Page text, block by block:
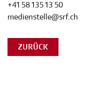
+41 58 135 13 50
medienstelle@srf.ch
ZURÜCK